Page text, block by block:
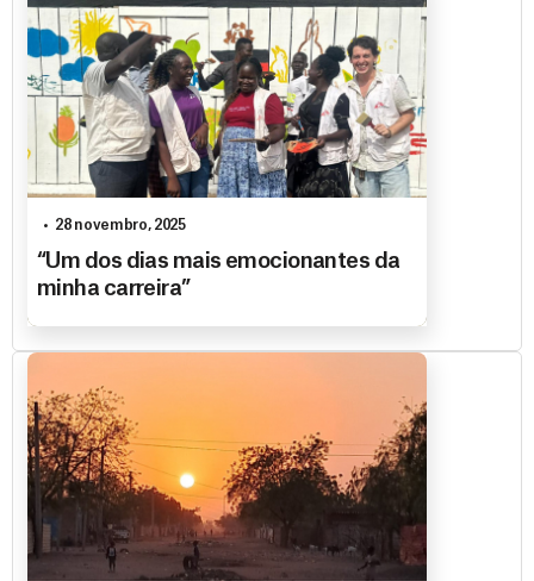
28 novembro, 2025
“Um dos dias mais emocionantes da
minha carreira”